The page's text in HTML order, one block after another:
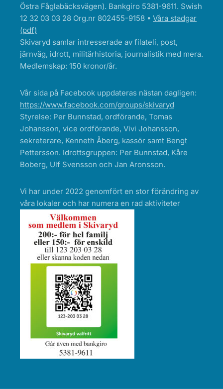
Östra Fåglabäcksvägen). Bankgiro 5381-9611. Swish
12 32 03 03 28 Org.nr 802455-9158 • Våra stadgar
(pdf)
Skivaryd samlar intresserade av filateli, post,
järnväg, idrott, militärhistoria, journalistik med mera.
Medlemskap: 150 kronor/år.
Vår sida på Facebook uppdateras nästan dagligen:
https://www.facebook.com/groups/skivaryd
Styrelse: Per Bunnstad, ordförande, Tomas
Johansson, vice ordförande, Vivi Johansson,
sekreterare, Kenneth Åberg, kassör samt Bengt
Pettersson. Idrottsgruppen: Per Bunnstad, Kåre
Boberg, Ulf Svensson och Jan Aronsson.
Vi har under 2022 genomfört en stor förändring av
våra lokaler och har numera en rad aktiviteter